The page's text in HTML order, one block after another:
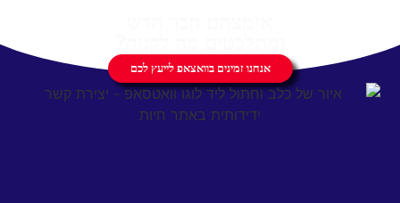
אנחנו זמינים בוואצאפ לייעץ לכם